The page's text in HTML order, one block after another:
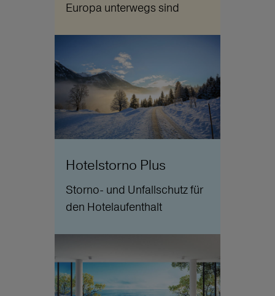
Europa unterwegs sind
Hotelstorno Plus
Storno- und Unfallschutz für
den Hotelaufenthalt